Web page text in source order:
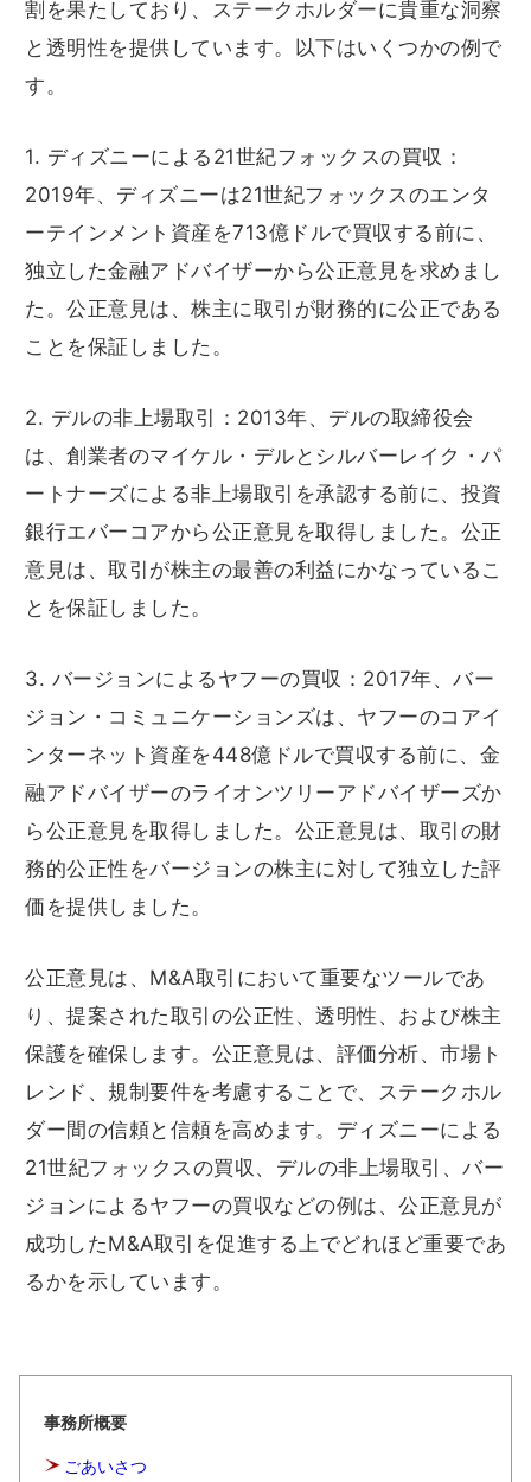
割を果たしており、ステークホルダーに貴重な洞察
と透明性を提供しています。以下はいくつかの例で
す。
1. ディズニーによる21世紀フォックスの買収：
2019年、ディズニーは21世紀フォックスのエンタ
ーテインメント資産を713億ドルで買収する前に、
独立した金融アドバイザーから公正意見を求めまし
た。公正意見は、株主に取引が財務的に公正である
ことを保証しました。
2. デルの非上場取引：2013年、デルの取締役会
は、創業者のマイケル・デルとシルバーレイク・パ
ートナーズによる非上場取引を承認する前に、投資
銀行エバーコアから公正意見を取得しました。公正
意見は、取引が株主の最善の利益にかなっているこ
とを保証しました。
3. バージョンによるヤフーの買収：2017年、バー
ジョン・コミュニケーションズは、ヤフーのコアイ
ンターネット資産を448億ドルで買収する前に、金
融アドバイザーのライオンツリーアドバイザーズか
ら公正意見を取得しました。公正意見は、取引の財
務的公正性をバージョンの株主に対して独立した評
価を提供しました。
公正意見は、M&A取引において重要なツールであ
り、提案された取引の公正性、透明性、および株主
保護を確保します。公正意見は、評価分析、市場ト
レンド、規制要件を考慮することで、ステークホル
ダー間の信頼と信頼を高めます。ディズニーによる
21世紀フォックスの買収、デルの非上場取引、バー
ジョンによるヤフーの買収などの例は、公正意見が
成功したM&A取引を促進する上でどれほど重要であ
るかを示しています。
事務所概要
ごあいさつ